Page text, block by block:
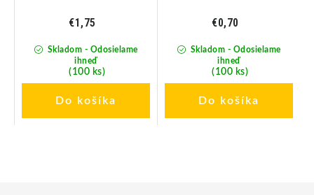
Skladom - Odosielame
ihneď
(100 ks)
€1,75
Do košíka
Skladom - Odosielame
ihneď
(100 ks)
€0,70
Do košíka